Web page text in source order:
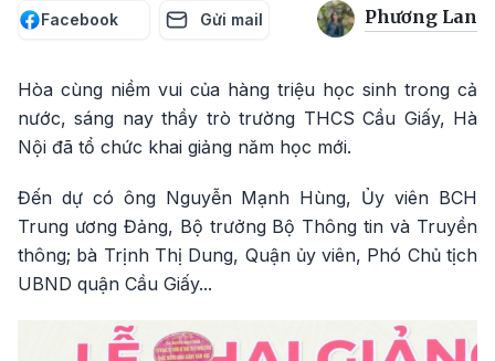
Facebook Gửi mail Phương Lan
Hòa cùng niềm vui của hàng triệu học sinh trong cả
nước, sáng nay thầy trò trường THCS Cầu Giấy, Hà
Nội đã tổ chức khai giảng năm học mới.
Đến dự có ông Nguyễn Mạnh Hùng, Ủy viên BCH
Trung ương Đảng, Bộ trưởng Bộ Thông tin và Truyền
thông; bà Trịnh Thị Dung, Quận ủy viên, Phó Chủ tịch
UBND quận Cầu Giấy...